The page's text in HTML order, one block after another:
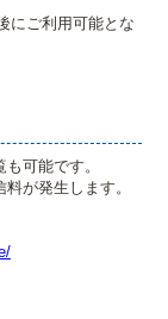
にご利用可能とな
可能です。
が発生します。